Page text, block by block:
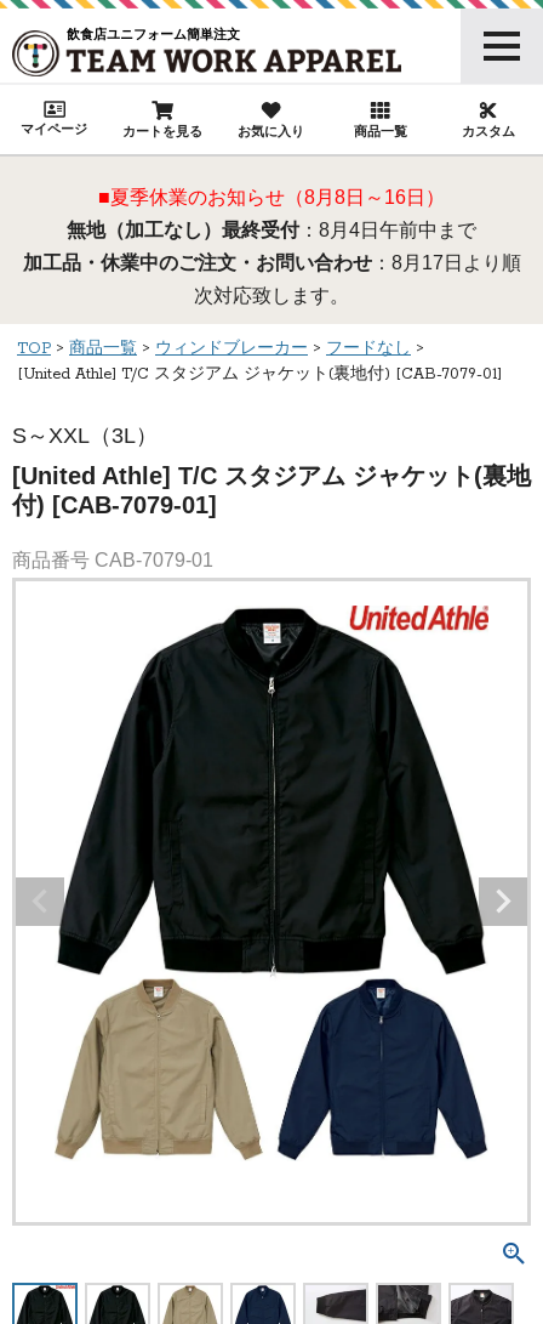
飲食店ユニフォーム簡単注文
マイページ カートを見る お気に入り 商品一覧 カスタム
■夏季休業のお知らせ（8月8日～16日）
無地（加工なし）最終受付：8月4日午前中まで
加工品・休業中のご注文・お問い合わせ：8月17日より順
次対応致します。
TOP 商品一覧 ウィンドブレーカー
フードなし
[United Athle] T/C スタジアム ジャケット(裏地付) [CAB-7079-01]
S～XXL（3L）
[United Athle] T/C スタジアム ジャケット(裏地
付) [CAB-7079-01]
商品番号 CAB-7079-01